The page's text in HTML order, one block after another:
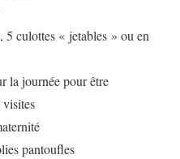
5 culottes « jetables » ou en
la journée pour être
visites
pantoufles